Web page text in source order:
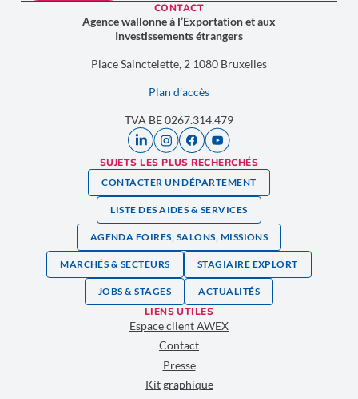
CONTACT
Agence wallonne à l’Exportation et aux
Investissements étrangers
Place Sainctelette, 2 1080 Bruxelles
Plan d’accès
TVA BE 0267.314.479
SUJETS LES PLUS RECHERCHÉS
CONTACTER UN DÉPARTEMENT
LISTE DES AIDES & SERVICES
AGENDA FOIRES, SALONS, MISSIONS
MARCHÉS & SECTEURS STAGIAIRE EXPLORT
JOBS & STAGES ACTUALITÉS
LIENS UTILES
Espace client AWEX
Contact
Presse
Kit graphique